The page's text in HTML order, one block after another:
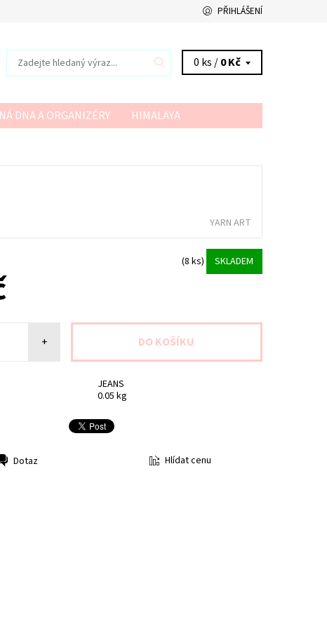
PŘIHLÁŠENÍ
0 ks /0 Kč
DNA A ORGANIZÉRY
HIMALAYA
YARN ART
(8 ks) SKLADEM
+
JEANS
0.05 kg
Dotaz Hlídat cenu